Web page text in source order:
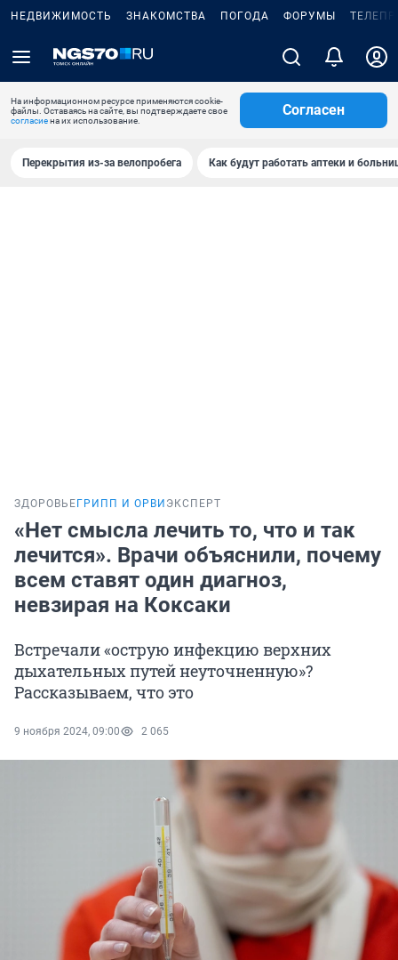
НЕДВИЖИМОСТЬ ЗНАКОМСТВА ПОГОДА ФОРУМЫ
На информационном ресурсе применяются cookie-
файлы. Оставаясь на сайте, вы подтверждаете свое
согласиена их использование.
Согласен
Перекрытия из-за велопробега Как будут работать аптеки и
ЗДОРОВЬЕ ГРИПП И ОРВИ ЭКСПЕРТ
«Нет смысла лечить то, что и так
лечится». Врачи объяснили, почему
всем ставят один диагноз,
невзирая на Коксаки
Встречали «острую инфекцию верхних
дыхательных путей неуточненную»?
Рассказываем, что это
9 ноября 2024, 09:00 2 065